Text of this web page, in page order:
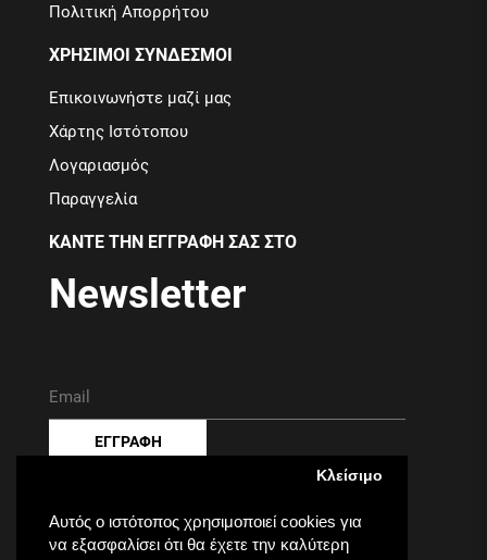
Αυτός ο ιστότοπος χρησιμοποιεί cookies για
να εξασφαλίσει ότι θα έχετε την καλύτερη
Κλείσιμο
Πολιτική Απορρήτου
ΧΡΗΣΙΜΟΙ ΣΥΝΔΕΣΜΟΙ
Επικοινωνήστε μαζί μας
Χάρτης Ιστότοπου
Λογαριασμός
Παραγγελία
ΚΑΝΤΕ ΤΗΝ ΕΓΓΡΑΦΗ ΣΑΣ ΣΤΟ
Newsletter
ΕΓΓΡΑΦΗ